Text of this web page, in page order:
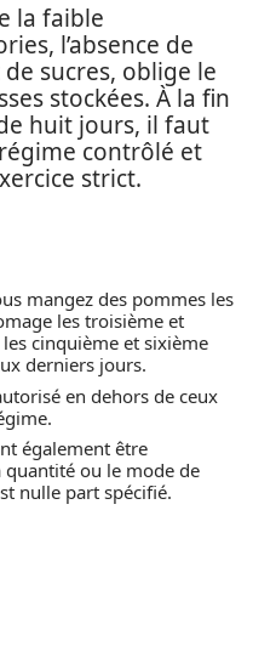
la faible
l’absence de
sucres, oblige le
stockées. À la fin
huit jours, il faut
contrôlé et
strict.
mangez des pommes les
les troisième et
cinquième et sixième
derniers jours.
en dehors de ceux
également être
quantité ou le mode de
nulle part spécifié.